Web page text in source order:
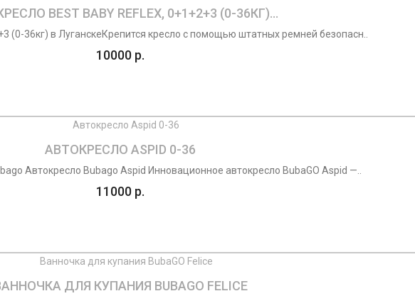
BEST BABY REFLEX, 0+1+2+3 (0-36КГ)...
(0-36кг) в ЛуганскеКрепится кресло с помощью штатных ремней безопасн..
10000 р.
АВТОКРЕСЛО ASPID 0-36
Автокресло Bubago Aspid Инновационное автокресло BubaGO Aspid —..
11000 р.
ДЛЯ КУПАНИЯ BUBAGO FELICE